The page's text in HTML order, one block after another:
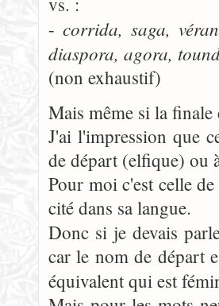
- corrida, saga,
diaspora, agora,
(non exhaustif)
Mais même si la
J'ai l'impression que
de départ (elfique) ou
Pour moi c'est celle
cité dans sa langue.
Donc si je devais
car le nom de départ
équivalent qui est